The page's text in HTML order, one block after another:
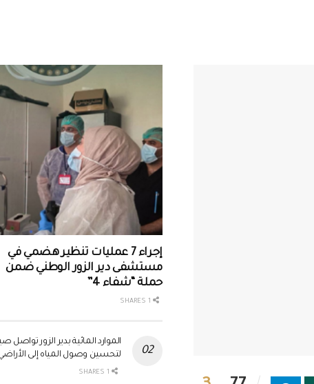
إجراء 7 عمليات تنظير هضمي في
مستشفى دير الزور الوطني ضمن
حملة “شفاء 4”
الموارد المائية بدير الزور تواصل
لتحسين وصول المياه إلى الأراضي